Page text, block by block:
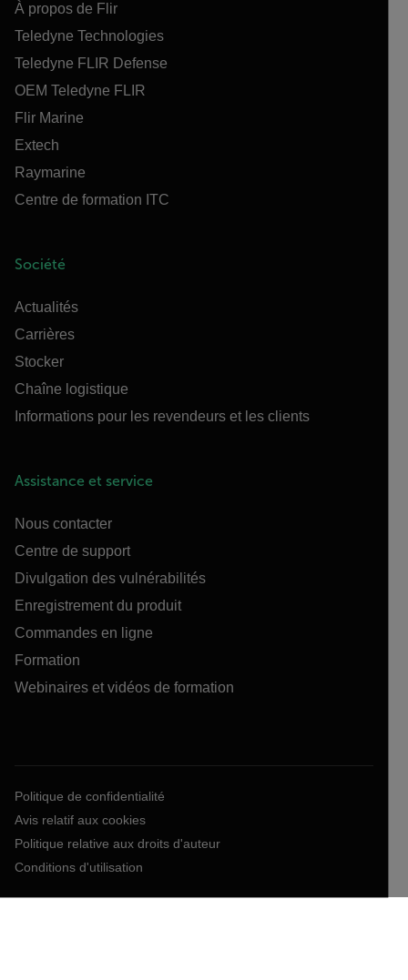
À propos de Flir
Teledyne Technologies
Teledyne FLIR Defense
OEM Teledyne FLIR
Flir Marine
Extech
Raymarine
Centre de formation ITC
Société
Actualités
Carrières
Stocker
Chaîne logistique
Informations pour les revendeurs et les clients
Assistance et service
Nous contacter
Centre de support
Divulgation des vulnérabilités
Enregistrement du produit
Commandes en ligne
Formation
Webinaires et vidéos de formation
Politique de confidentialité
Avis relatif aux cookies
Politique relative aux droits d'auteur
Conditions d'utilisation